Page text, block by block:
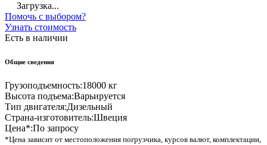
Загрузка...
Помочь с выбором?
Узнать стоимость
Есть в наличии
Общие сведения
Грузоподъемность:18000 кг
Высота подъема:Варьируется
Тип двигателя:Дизельный
Страна-изготовитель:Швеция
Цена*:По запросу
*Цена зависит от местоположения погрузчика, курсов валют, комплектации,